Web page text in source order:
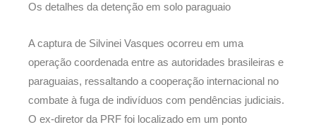
Os detalhes da detenção em solo paraguaio
A captura de Silvinei Vasques ocorreu em uma
operação coordenada entre as autoridades brasileiras e
paraguaias, ressaltando a cooperação internacional no
combate à fuga de indivíduos com pendências judiciais.
O ex-diretor da PRF foi localizado em um ponto